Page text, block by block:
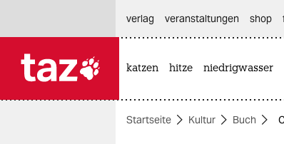
themen
verlag
veranstaltungen shop
katzen hitze niedrigwasser
Startseite Kultur Buch